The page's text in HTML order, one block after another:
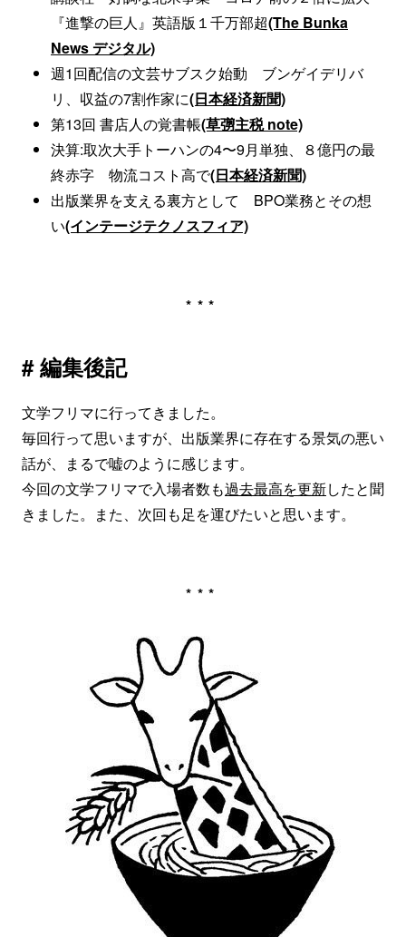
『進撃の巨人』英語版１千万部超(The Bunka
News デジタル)
週1回配信の文芸サブスク始動 ブンゲイデリバ
リ、収益の7割作家に(日本経済新聞)
第13回 書店人の覚書帳(草彅主税 note)
決算:取次大手トーハンの4〜9月単独、８億円の最
終赤字 物流コスト高で(日本経済新聞)
出版業界を支える裏方として BPO業務とその想
い(インテージテクノスフィア)
***
# 編集後記
文学フリマに行ってきました。
毎回行って思いますが、出版業界に存在する景気の悪い
話が、まるで嘘のように感じます。
今回の文学フリマで入場者数も過去最高を更新したと聞
きました。また、次回も足を運びたいと思います。
***